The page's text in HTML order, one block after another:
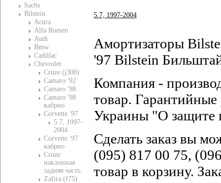
Sachs
Bilstein
Acura
Alfa Romeo
Audi
Bmw
Cadillac
Chevrolet
Cruze (j300)
Camaro '92
Camaro '98
Camaro '98
кабрио
Corvette '97
5.7, 1997-
2004
Corvette '97
кабрио
Cruze
наклонная
задняя часть
Zafira (f75)
5.7, 1997-2004
Амортизаторы
'97 Bilstein
Компания -
товар. Гарантийные
Украины "О защите
Сделать заказ вы
(095) 817 00 75,
товар в корзину.